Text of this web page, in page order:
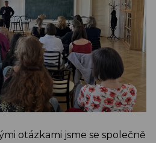
otázkami jsme se společně